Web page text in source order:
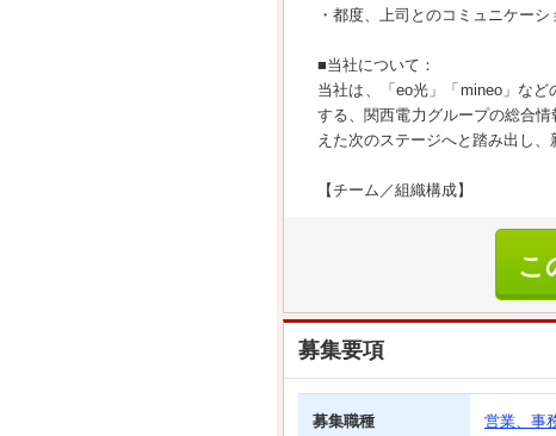
・都度、上司とのコミュニケー
■当社について：
当社は、「eo光」「mineo」な
する、関西電力グループの総合
えた次のステージへと踏み出し
【チーム／組織構成】
こ
募集要項
募集職種 営業、事